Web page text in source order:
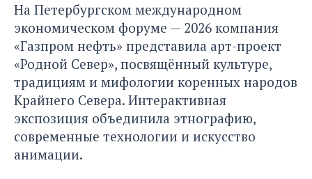
На Петербургском международном
экономическом форуме — 2026 компания
«Газпром нефть» представила арт-проект
«Родной Север», посвящённый культуре,
традициям и мифологии коренных народов
Крайнего Севера. Интерактивная
экспозиция объединила этнографию,
современные технологии и искусство
анимации.